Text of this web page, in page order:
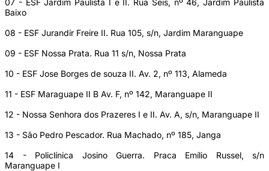
07 - ESF Jardim Paulista I e II. Rua Seis, nº 46, Jardim Paulista
Baixo
08 - ESF Jurandir Freire II. Rua 105, s/n, Jardim Maranguape
09 - ESF Nossa Prata. Rua 11 s/n, Nossa Prata
10 - ESF Jose Borges de souza II. Av. 2, nº 113, Alameda
11 - ESF Maraguape II B Av. F, nº 142, Maranguape II
12 - Nossa Senhora dos Prazeres I e II. Av. A, s/n, Maranguape II
13 - São Pedro Pescador. Rua Machado, nº 185, Janga
14 - Policlínica Josino Guerra. Praca Emílio Russel, s/n
Maranguape I